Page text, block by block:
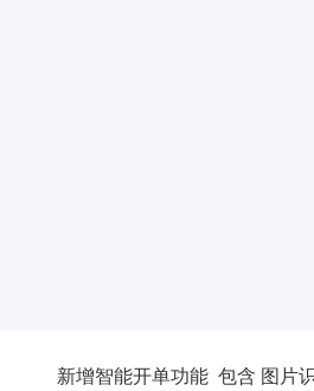
新增智能开单功能 包含 图片